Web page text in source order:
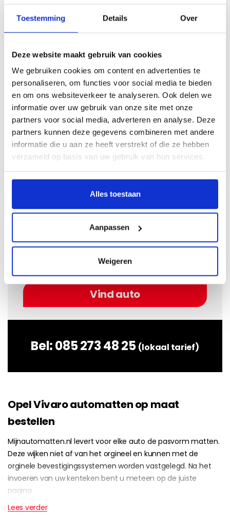
Toestemming Details Over
Deze website maakt gebruik van cookies
We gebruiken cookies om content en advertenties te
personaliseren, om functies voor social media te bieden
en om ons websiteverkeer te analyseren. Ook delen we
informatie over uw gebruik van onze site met onze
partners voor social media, adverteren en analyse. Deze
partners kunnen deze gegevens combineren met andere
informatie die u aan ze heeft verstrekt of die ze hebben
verzameld op basis van uw gebruik van hun services.
Alles toestaan
Aanpassen
Weigeren
Opel Vivaro Voormat
Bouwjaar 2004 - 2014
Uitvoering Voormat
Kies dit model
Ik weet het bouwjaar niet
Als u het bouwjaar niet weet van uw auto kunt u hier
op kenteken zoeken:
Bel:085 273 48 25 (lokaal tarief)
Opel Vivaro automatten op maat
bestellen
Mijnautomatten.nl levert voor elke auto de pasvorm matten.
Deze wijken niet af van het orgineel en kunnen met de
orginele bevestigingssystemen worden vastgelegd. Na het
invoeren van uw kenteken bent u meteen op de juiste
pagina.
Lees verder